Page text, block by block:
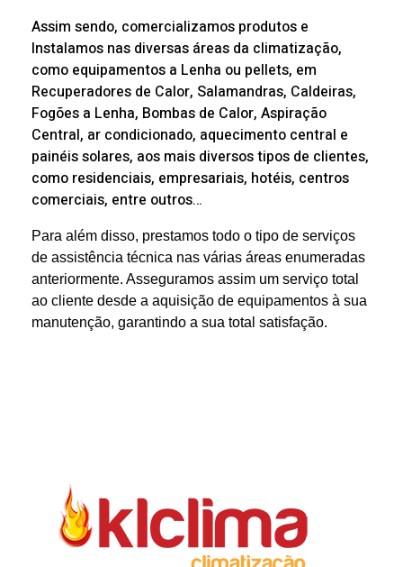
Assim sendo, comercializamos produtos e
Instalamos nas diversas áreas da climatização,
como equipamentos a Lenha ou pellets, em
Recuperadores de Calor, Salamandras, Caldeiras,
Fogões a Lenha, Bombas de Calor, Aspiração
Central, ar condicionado, aquecimento central e
painéis solares, aos mais diversos tipos de clientes,
como residenciais, empresariais, hotéis, centros
comerciais, entre outros…
Para além disso, prestamos todo o tipo de serviços
de assistência técnica nas várias áreas enumeradas
anteriormente. Asseguramos assim um serviço total
ao cliente desde a aquisição de equipamentos à sua
manutenção, garantindo a sua total satisfação.